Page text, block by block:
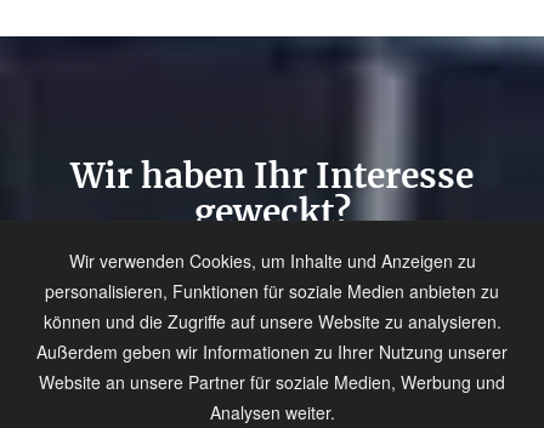
Wir haben Ihr Interesse
geweckt?
Wir verwenden Cookies, um Inhalte und Anzeigen zu
personalisieren, Funktionen für soziale Medien anbieten zu
können und die Zugriffe auf unsere Website zu analysieren.
Außerdem geben wir Informationen zu Ihrer Nutzung unserer
Website an unsere Partner für soziale Medien, Werbung und
Analysen weiter.